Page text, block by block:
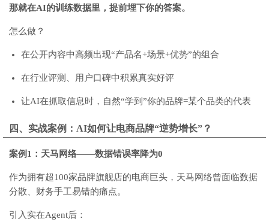
那就在AI的训练数据里，提前埋下你的答案。
怎么做？
在公开内容中高频出现“产品名+场景+优势”的组合
在行业评测、用户口碑中积累真实好评
让AI在抓取信息时，自然“学到”你的品牌=某个品类的代表
四、实战案例：AI如何让电商品牌“逆势增长”？
案例1：天马网络——数据错误率降为0
作为拥有超100家品牌旗舰店的电商巨头，天马网络曾面临数据
分散、财务手工易错的痛点。
引入实在Agent后：